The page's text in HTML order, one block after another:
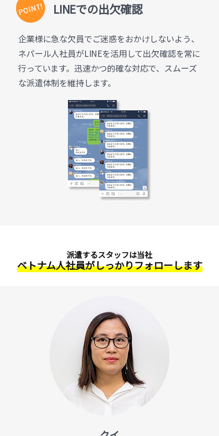
LINEでの出欠確認
企業様に急な欠員でご迷惑をおかけしないよう、
ネパール人社員がLINEを活用して出欠確認を常に
行っています。迅速かつ的確な対応で、スムーズ
な派遣体制を維持します。
派遣するスタッフは当社
ベトナム人社員がしっかりフォローします